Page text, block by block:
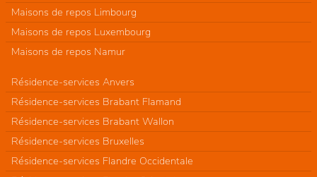
Maisons de repos Limbourg
Maisons de repos Luxembourg
Maisons de repos Namur
Résidence-services Anvers
Résidence-services Brabant Flamand
Résidence-services Brabant Wallon
Résidence-services Bruxelles
Résidence-services Flandre Occidentale